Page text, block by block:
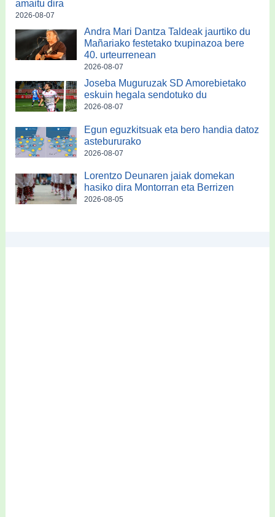
amaitu dira
2026-08-07
Andra Mari Dantza Taldeak jaurtiko du
Mañariako festetako txupinazoa bere
40. urteurrenean
2026-08-07
Joseba Muguruzak SD Amorebietako
eskuin hegala sendotuko du
2026-08-07
Egun eguzkitsuak eta bero handia datoz
astebururako
2026-08-07
Lorentzo Deunaren jaiak domekan
hasiko dira Montorran eta Berrizen
2026-08-05